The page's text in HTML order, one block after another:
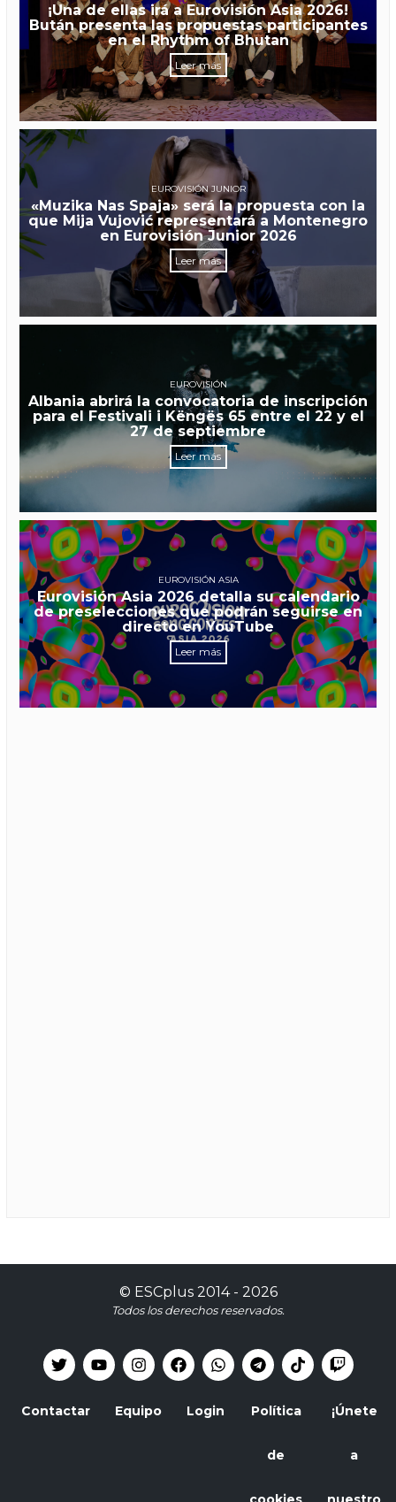
¡Una de ellas irá a Eurovisión Asia 2026!
Bután presenta las propuestas participantes
en el Rhythm of Bhutan
Leer más
EUROVISIÓN JUNIOR
«Muzika Nas Spaja» será la propuesta con la
que Mija Vujović representará a Montenegro
en Eurovisión Junior 2026
Leer más
EUROVISIÓN
Albania abrirá la convocatoria de inscripción
para el Festivali i Këngës 65 entre el 22 y el
27 de septiembre
Leer más
EUROVISIÓN ASIA
Eurovisión Asia 2026 detalla su calendario
de preselecciones que podrán seguirse en
directo en YouTube
Leer más
© ESCplus2014 - 2026
Todos los derechos reservados.
Contactar Equipo Login Política
de
¡Únete
a